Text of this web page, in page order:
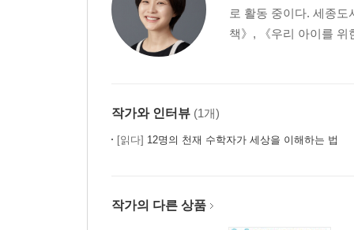
로 활동 중이다. 세종
책》, 《우리 아이를
작가와 인터뷰 (1개)
[읽다] 12명의 천재 수학자가 세상을 이해하는 법
작가의 다른 상품